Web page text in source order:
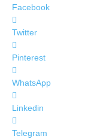
Facebook
Twitter
Pinterest
WhatsApp
Linkedin
Telegram